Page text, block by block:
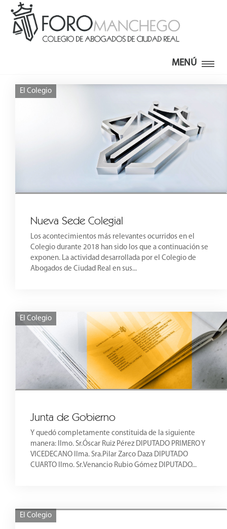
MENÚ
El Colegio
Nueva Sede Colegial
Los acontecimientos más relevantes ocurridos en el
Colegio durante 2018 han sido los que a continuación se
exponen. La actividad desarrollada por el Colegio de
Abogados de Ciudad Real en sus...
El Colegio
Junta de Gobierno
Y quedó completamente constituida de la siguiente
manera: Ilmo. Sr.Óscar Ruiz Pérez DIPUTADO PRIMERO Y
VICEDECANO Ilma. Sra.Pilar Zarco Daza DIPUTADO
CUARTO Ilmo. Sr.Venancio Rubio Gómez DIPUTADO...
El Colegio